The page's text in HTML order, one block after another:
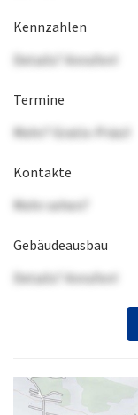
Kennzahlen
Details? Anrufen!
Termine
Mehr? Gratis-Präsi!
Kontakte
Mehr sehen?
Gebäudeausbau
Details? Anrufen!